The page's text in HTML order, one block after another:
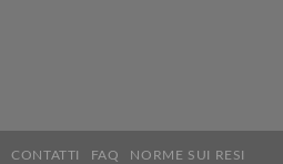
CONTATTI FAQ NORME SUI RESI